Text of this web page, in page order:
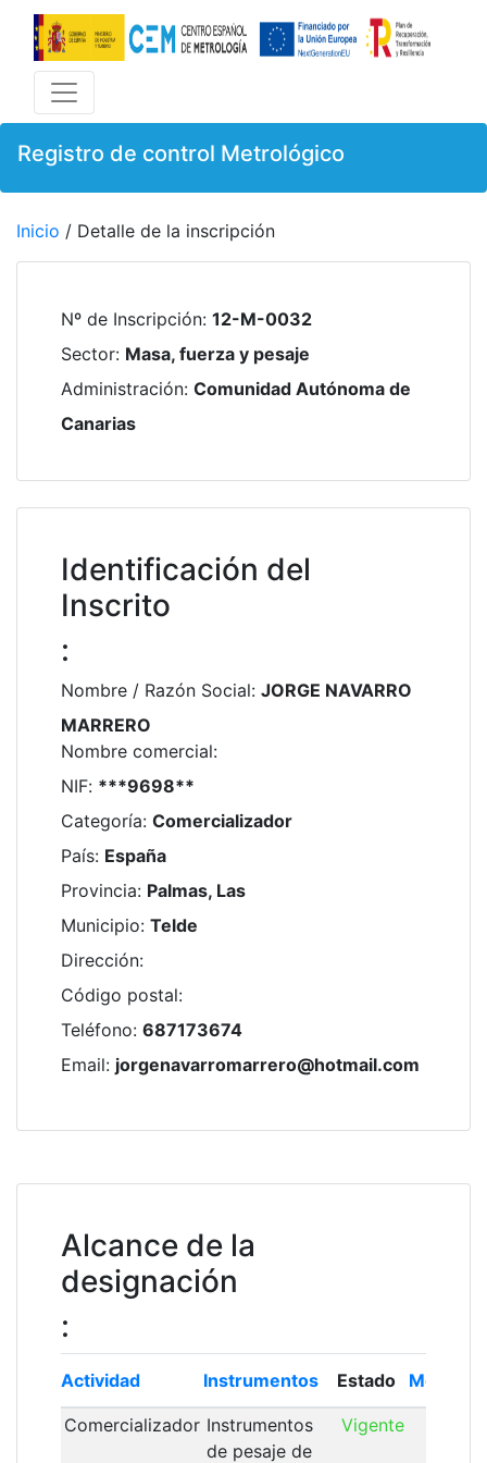
Registro de control Metrológico
Inicio / Detalle de la inscripción
Nº de Inscripción: 12-M-0032
Sector: Masa, fuerza y pesaje
Administración: Comunidad Autónoma de
Canarias
Identificación del
Inscrito
:
Nombre / Razón Social: JORGE NAVARRO
MARRERO
Nombre comercial:
NIF: ***9698**
Categoría: Comercializador
País: España
Provincia: Palmas, Las
Municipio: Telde
Dirección:
Código postal:
Teléfono: 687173674
Email: jorgenavarromarrero@hotmail.com
Alcance de la
designación
:
Actividad Instrumentos Estado Módulo
Comercializador Instrumentos
de pesaje de
Vigente